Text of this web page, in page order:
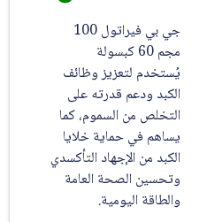
جي بي فيراتول 100
مجم 60 كبسولة
يُستخدم لتعزيز وظائف
الكبد ودعم قدرته على
التخلص من السموم، كما
يساهم في حماية خلايا
الكبد من الإجهاد التأكسدي
وتحسين الصحة العامة
والطاقة اليومية.